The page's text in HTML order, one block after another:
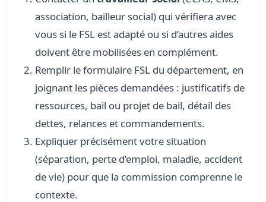
association, bailleur social) qui vérifiera avec
vous si le FSL est adapté ou si d’autres aides
doivent être mobilisées en complément.
Remplir le formulaire FSL du département, en
joignant les pièces demandées : justificatifs de
ressources, bail ou projet de bail, détail des
dettes, relances et commandements.
Expliquer précisément votre situation
(séparation, perte d’emploi, maladie, accident
de vie) pour que la commission comprenne le
contexte.